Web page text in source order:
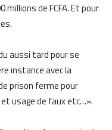
millions de FCFA. Et pour
aussi tard pour se
instance avec la
prison ferme pour
usage de faux etc…».